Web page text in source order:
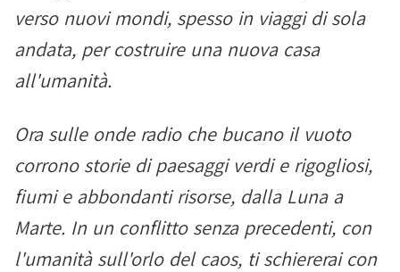
verso nuovi mondi, spesso in viaggi di sola
andata, per costruire una nuova casa
all'umanità.
Ora sulle onde radio che bucano il vuoto
corrono storie di paesaggi verdi e rigogliosi,
fiumi e abbondanti risorse, dalla Luna a
Marte. In un conflitto senza precedenti, con
l'umanità sull'orlo del caos, ti schiererai con